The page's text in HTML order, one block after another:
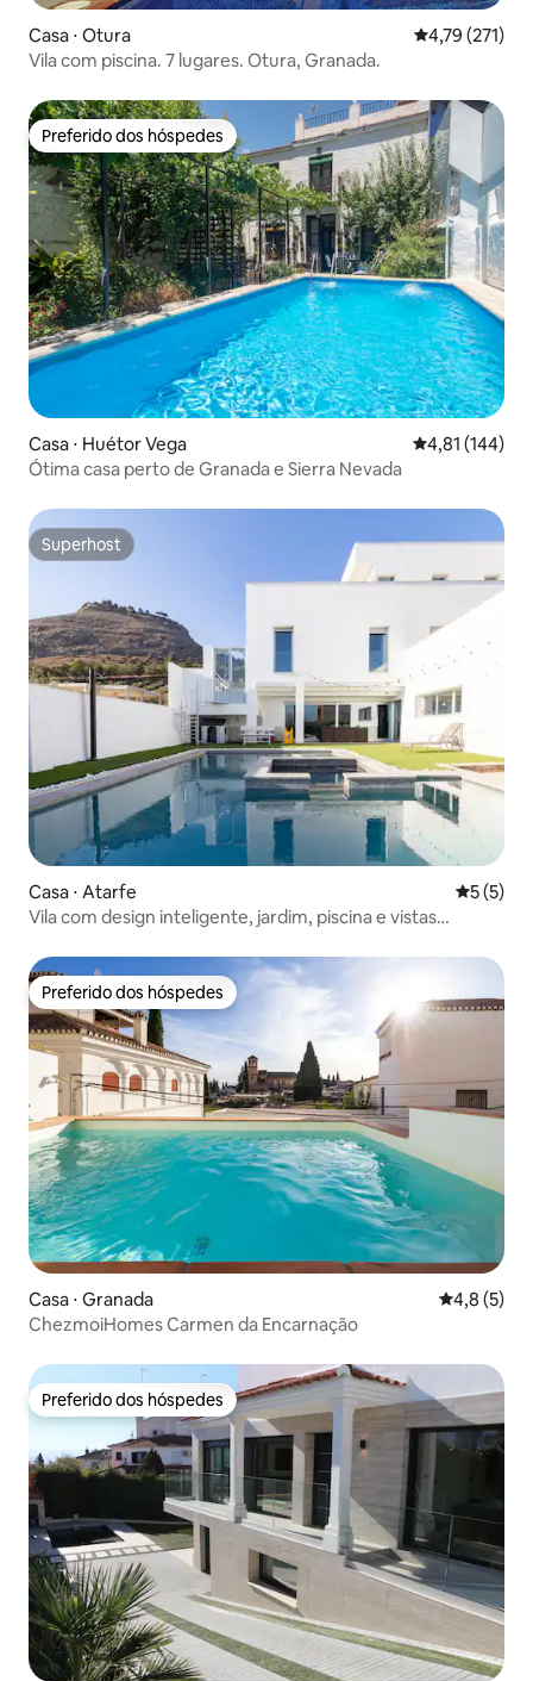
Casa ⋅ Otura 4,79 de uma
4,79 (271)
Vila com piscina. 7 lugares. Otura, Granada.
Preferido dos hóspedes
Preferido dos hóspedes
Casa ⋅ Huétor Vega 4,81 de uma
4,81 (144)
Ótima casa perto de Granada e Sierra Nevada
Superhost
Superhost
Casa ⋅ Atarfe 5 de
5 (5)
Vila com design inteligente, jardim, piscina e vistas
Preferido dos hóspedes
Preferido dos hóspedes
Casa ⋅ Granada 4,8 de
4,8 (5)
ChezmoiHomes Carmen da Encarnação
Preferido dos hóspedes
Preferido dos hóspedes